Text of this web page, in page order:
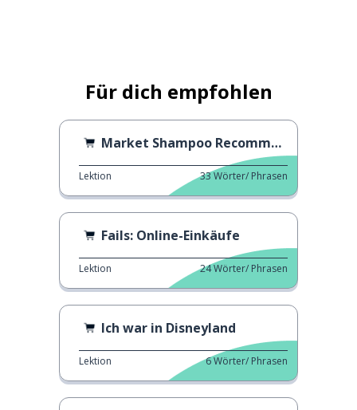
Für dich empfohlen
Market Shampoo Recommendations
Lektion 33Wörter/ Phrasen
Fails: Online-Einkäufe
Lektion 24Wörter/ Phrasen
Ich war in Disneyland
Lektion 6Wörter/ Phrasen